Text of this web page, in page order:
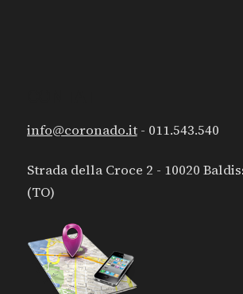
info@coronado.it- 011.543.540
Strada della Croce 2 - 10020
(TO)